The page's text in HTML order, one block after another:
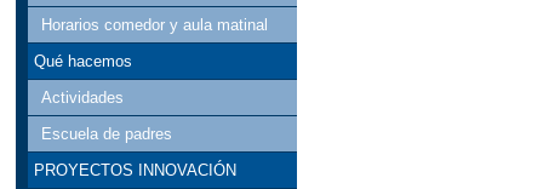
Horarios comedor y aula matinal
Qué hacemos
Actividades
Escuela de padres
PROYECTOS INNOVACIÓN